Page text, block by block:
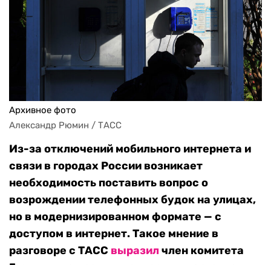
Архивное фото
Александр Рюмин / ТАСС
Из-за отключений мобильного интернета и
связи в городах России возникает
необходимость поставить вопрос о
возрождении телефонных будок на улицах,
но в модернизированном формате — с
доступом в интернет. Такое мнение в
разговоре с ТАСС выразилчлен комитета